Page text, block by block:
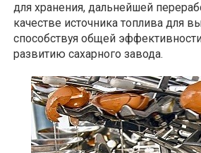
для хранения, дальнейшей
качестве источника топлива для
способствуя общей
развитию сахарного завода.